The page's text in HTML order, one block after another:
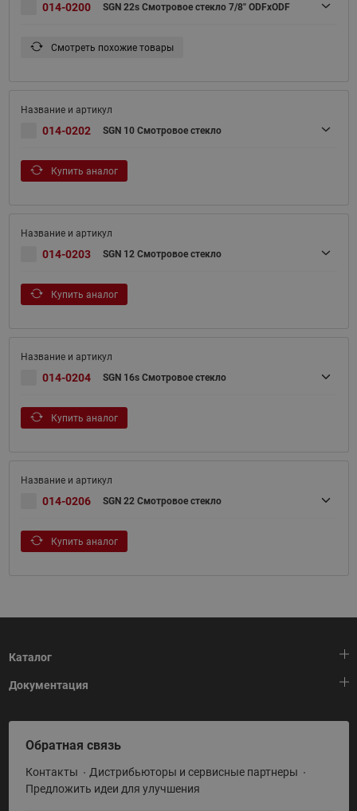
014-0200 SGN 22s Смотровое стекло 7/8" ODFxODF
Смотреть похожие товары
014-0202 SGN 10 Смотровое стекло
Купить аналог
014-0203 SGN 12 Смотровое стекло
Купить аналог
014-0204 SGN 16s Смотровое стекло
Купить аналог
014-0206 SGN 22 Смотровое стекло
Купить аналог
Каталог
Тепловая автоматика
Холодильная техника
Приводная техника
Промышленная автоматика
Документация
HeatPlatform (Тепловая платформа)
Полезные программы и инструменты
Условия поставки
Обратная связь
Контакты
Дистрибьюторы и сервисные партнеры
Предложить идеи для улучшения